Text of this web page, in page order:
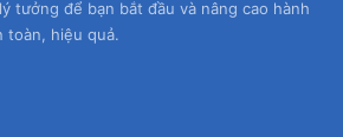
tưởng để bạn bắt đầu và nâng cao hành
toàn, hiệu quả.